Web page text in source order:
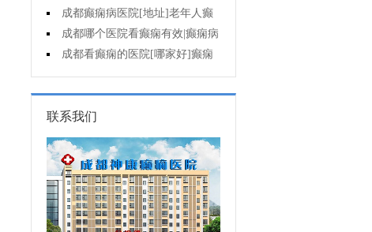
为什么会诱发?
成都癫痫病医院[地址]老年人癫
痫平时要注意什么?
成都哪个医院看癫痫有效|癫痫病
人能熬夜吗?
成都看癫痫的医院[哪家好]癫痫
病人生活中如何护理?
联系我们